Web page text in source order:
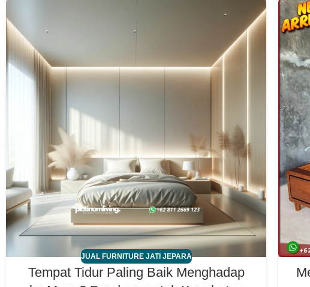
JUAL FURNITURE JATI JEPARA
Tempat Tidur Paling Baik Menghadap